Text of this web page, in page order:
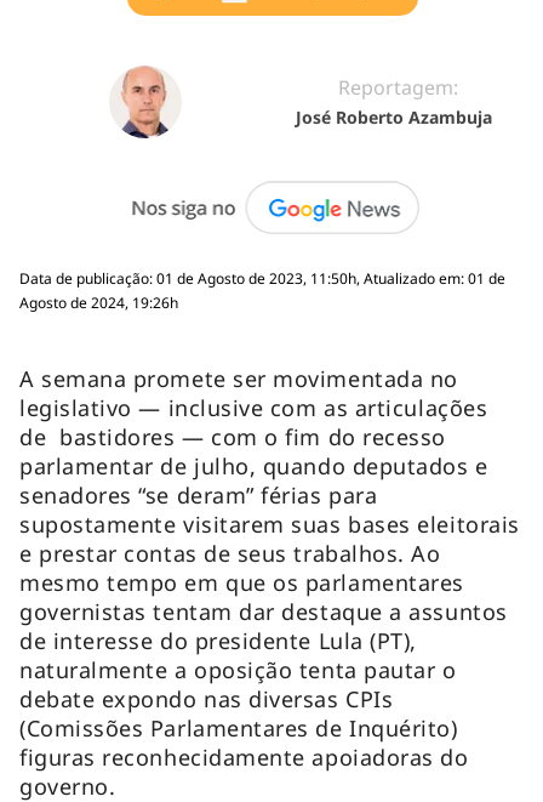
Reportagem:
José Roberto Azambuja
Data de publicação: 01 de Agosto de 2023, 11:50h, Atualizado em: 01 de
Agosto de 2024, 19:26h
A semana promete ser movimentada no
legislativo — inclusive com as articulações
de bastidores — com o fim do recesso
parlamentar de julho, quando deputados e
senadores “se deram” férias para
supostamente visitarem suas bases eleitorais
e prestar contas de seus trabalhos. Ao
mesmo tempo em que os parlamentares
governistas tentam dar destaque a assuntos
de interesse do presidente Lula (PT),
naturalmente a oposição tenta pautar o
debate expondo nas diversas CPIs
(Comissões Parlamentares de Inquérito)
figuras reconhecidamente apoiadoras do
governo.